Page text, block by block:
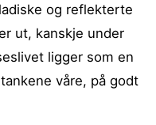
og reflekterte
ut, kanskje under
ligger som en
våre, på godt